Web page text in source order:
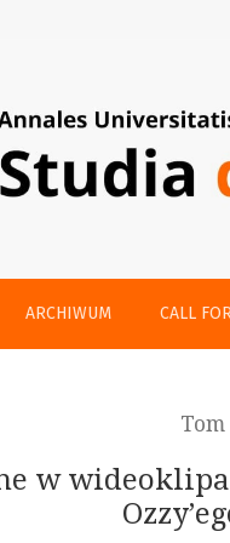
(na przykładzie
ARCHIWUM CALL
w